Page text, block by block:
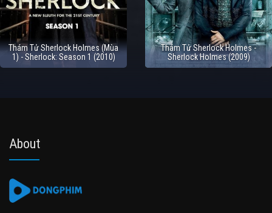
Thám Tử Sherlock Holmes (Mùa
1) - Sherlock: Season 1 (2010)
Thám Tử Sherlock Holmes -
Sherlock Holmes (2009)
About